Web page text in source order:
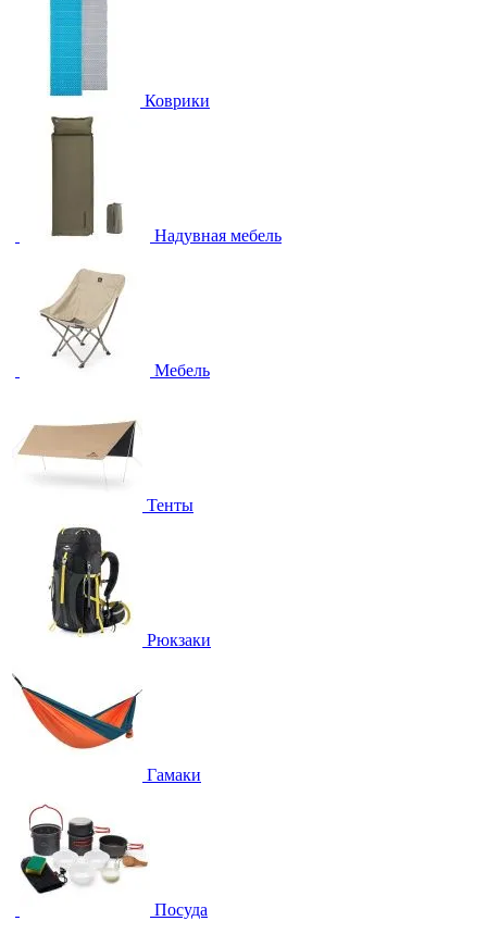
Коврики
Надувная мебель
Мебель
Тенты
Рюкзаки
Гамаки
Посуда